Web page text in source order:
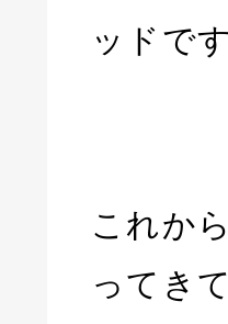
ッドです
これか
ってき